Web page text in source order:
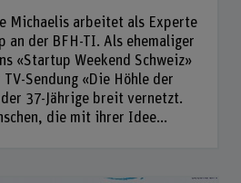
Michaelis arbeitet als Experte
an der BFH-TI. Als ehemaliger
«Startup Weekend Schweiz»
Sendung «Die Höhle der
der 37-Jährige breit vernetzt.
die mit ihrer Idee...